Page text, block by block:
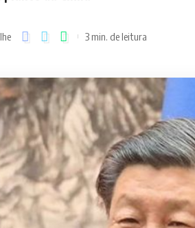
3 min. de leitura